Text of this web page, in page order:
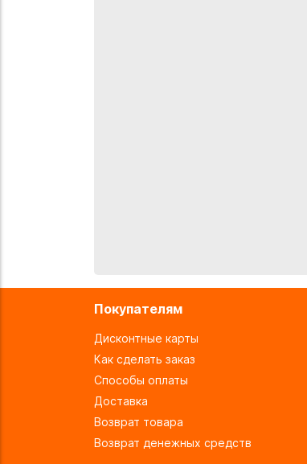
Покупателям
Дисконтные карты
Как сделать заказ
Способы оплаты
Доставка
Возврат товара
Возврат денежных средств